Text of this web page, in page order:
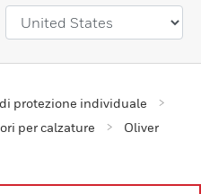
protezione individuale
per calzature
Oliver